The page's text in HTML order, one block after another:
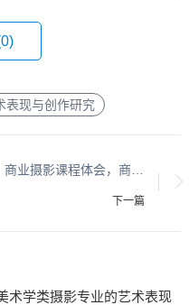
0)
表现与创作研究
下一篇
术学类摄影专业的艺术表现